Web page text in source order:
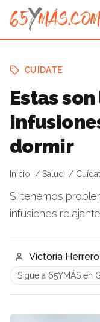
CUÍDATE
Estas
dormir
Inicio Salud
Si tenemos
infusiones
Victoria Herrero
Sigue a 65YMÁS en